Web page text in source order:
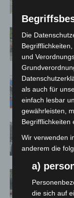
Die
und
als auch für
einfach lesbar
gewährleisten,
Begrifflichkeiten
Wir verwenden
anderem die
a)
die sich auf